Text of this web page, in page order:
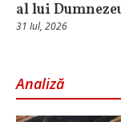
al lui
31 Iul, 2026
Analiză